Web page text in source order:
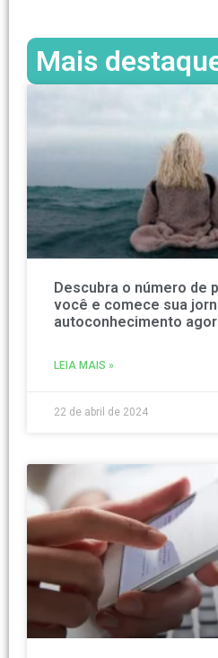
Mais
Descubra o número de
você e comece sua
autoconhecimento
LEIA MAIS »
22 de abril de 2024